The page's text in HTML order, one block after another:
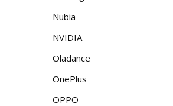
Nubia
NVIDIA
Oladance
OnePlus
OPPO